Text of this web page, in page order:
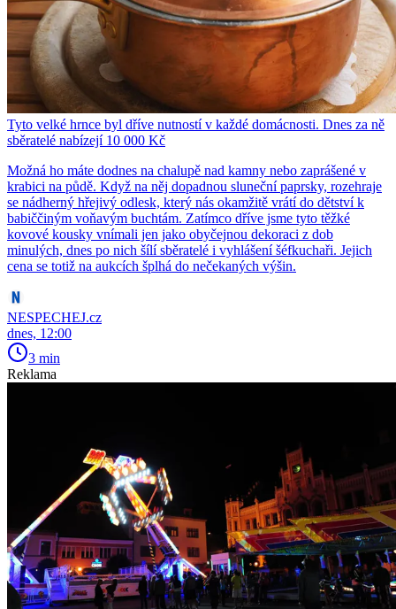
Tyto velké hrnce byl dříve nutností v každé domácnosti. Dnes za ně
sběratelé nabízejí 10 000 Kč
Možná ho máte dodnes na chalupě nad kamny nebo zaprášené v
krabici na půdě. Když na něj dopadnou sluneční paprsky, rozehraje
se nádherný hřejivý odlesk, který nás okamžitě vrátí do dětství k
babiččiným voňavým buchtám. Zatímco dříve jsme tyto těžké
kovové kousky vnímali jen jako obyčejnou dekoraci z dob
minulých, dnes po nich šílí sběratelé i vyhlášení šéfkuchaři. Jejich
cena se totiž na aukcích šplhá do nečekaných výšin.
NESPECHEJ.cz
dnes, 12:00
3 min
Reklama